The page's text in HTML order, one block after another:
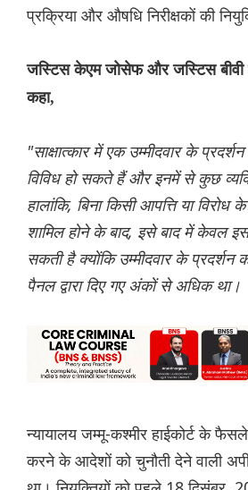
प्रक्रिया और औषधि निरीक्षकों की
जस्टिस केएम जोसेफ और जस्टिस बीवी
कहा,
"साक्षात्कार में एक उम्मीदवार के
विविध हो सकते हैं और इनमें से कुछ
हालांकि, बिना किसी आपत्ति या विरोध
शामिल होने के बाद, इसे बाद में केवल
सकती है क्योंकि उम्मीदवार के प्रदर्शन
पैनल द्वारा दिए गए अंकों से अधिक था।
न्यायालय जम्मू-कश्मीर हाईकोर्ट के
करने के आदेशों को चुनौती देने वाली